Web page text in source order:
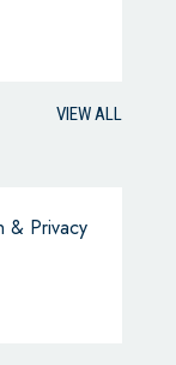
VIEW ALL
& Privacy